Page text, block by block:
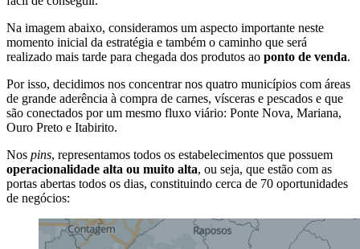
Na imagem abaixo, consideramos um aspecto importante neste
momento inicial da estratégia e também o caminho que será
realizado mais tarde para chegada dos produtos ao ponto de venda.
Por isso, decidimos nos concentrar nos quatro municípios com áreas
de grande aderência à compra de carnes, vísceras e pescados e que
são conectados por um mesmo fluxo viário: Ponte Nova, Mariana,
Ouro Preto e Itabirito.
Nos pins, representamos todos os estabelecimentos que possuem
operacionalidade alta ou muito alta, ou seja, que estão com as
portas abertas todos os dias, constituindo cerca de 70 oportunidades
de negócios: